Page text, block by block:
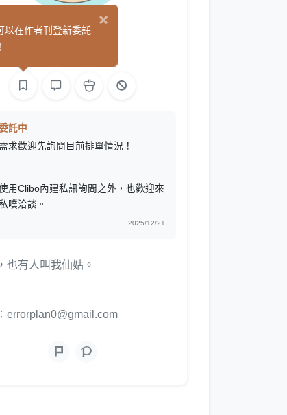
九貫銅錢
託中
求歡迎先詢問目前排單情況！
用Clibo內建私訊詢問之外，也歡迎來
噗洽談。
2025/12/21
也有人叫我仙姑。
errorplan0@gmail.com
×
以在作者刊登新委託